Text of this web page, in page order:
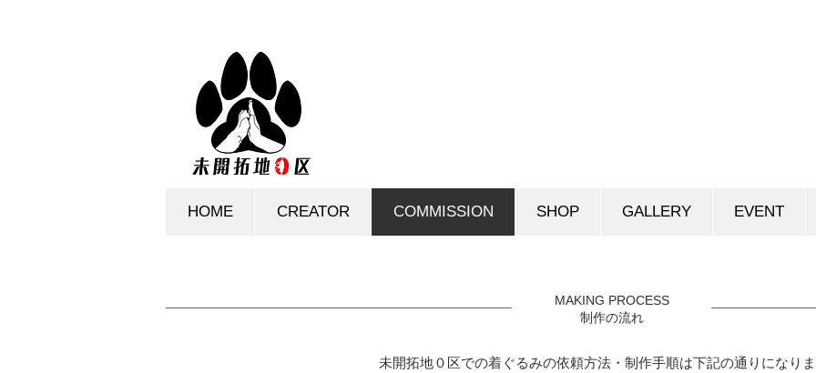
HOME CREATOR COMMISSION SHOP GALLERY EVENT
MAKING PROCESS
制作の流れ
未開拓地０区での着ぐるみの依頼方法・制作手順は下記の通りになりま